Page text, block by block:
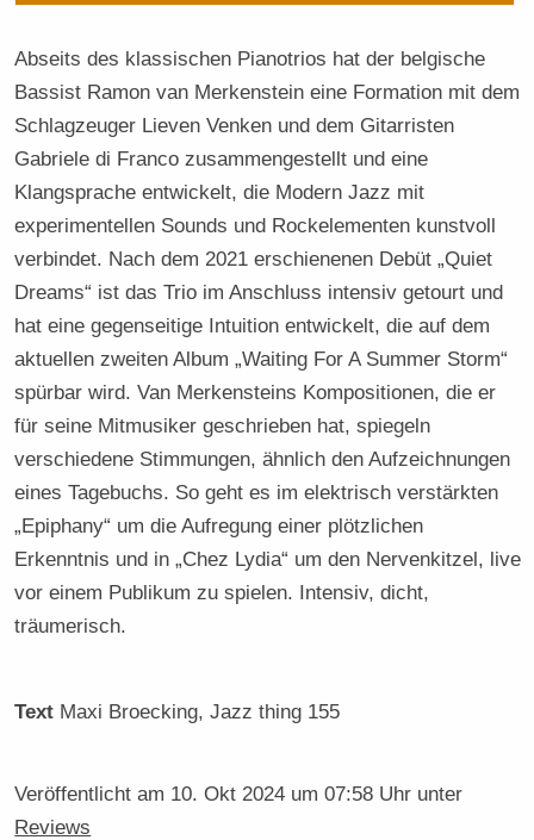
Abseits des klassischen Pianotrios hat der belgische
Bassist Ramon van Merkenstein eine Formation mit dem
Schlagzeuger Lieven Venken und dem Gitarristen
Gabriele di Franco zusammengestellt und eine
Klangsprache entwickelt, die Modern Jazz mit
experimentellen Sounds und Rockelementen kunstvoll
verbindet. Nach dem 2021 erschienenen Debüt „Quiet
Dreams“ ist das Trio im Anschluss intensiv getourt und
hat eine gegenseitige Intuition entwickelt, die auf dem
aktuellen zweiten Album „Waiting For A Summer Storm“
spürbar wird. Van Merkensteins Kompositionen, die er
für seine Mitmusiker geschrieben hat, spiegeln
verschiedene Stimmungen, ähnlich den Aufzeichnungen
eines Tagebuchs. So geht es im elektrisch verstärkten
„Epiphany“ um die Aufregung einer plötzlichen
Erkenntnis und in „Chez Lydia“ um den Nervenkitzel, live
vor einem Publikum zu spielen. Intensiv, dicht,
träumerisch.
Text Maxi Broecking, Jazz thing 155
Veröffentlicht am 10. Okt 2024 um 07:58 Uhr unter
Reviews